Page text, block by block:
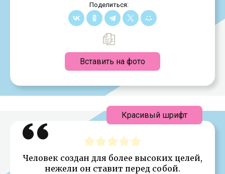
Поделиться:
Вставить на фото
Человек создан для более высоких целей,
нежели он ставит перед собой.
Красивый шрифт